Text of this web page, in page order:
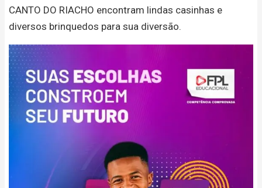
CANTO DO RIACHO encontram lindas casinhas e
diversos brinquedos para sua diversão.